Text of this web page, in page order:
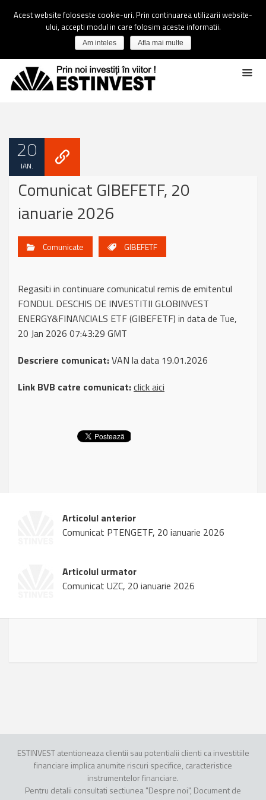
20
IAN.
Comunicat GIBEFETF, 20
ianuarie 2026
Comunicate GIBEFETF
Regasiti in continuare comunicatul remis de emitentul
FONDUL DESCHIS DE INVESTITII GLOBINVEST
ENERGY&FINANCIALS ETF (GIBEFETF) in data de Tue,
20 Jan 2026 07:43:29 GMT
Descriere comunicat:VAN la data 19.01.2026
Link BVB catre comunicat:click aici
Articolul anterior
Comunicat PTENGETF, 20 ianuarie 2026
Articolul urmator
Comunicat UZC, 20 ianuarie 2026
ESTINVEST atentioneaza clientii sau potentialii clienti ca investitiile
financiare implica anumite riscuri specifice, caracteristice
instrumentelor financiare.
Pentru detalii consultati sectiunea "Despre noi", Document de
Acest website foloseste cookie-uri. Prin continuarea utilizarii website-
ului, accepti modul in care folosim aceste informatii.
Am inteles Afla mai multe